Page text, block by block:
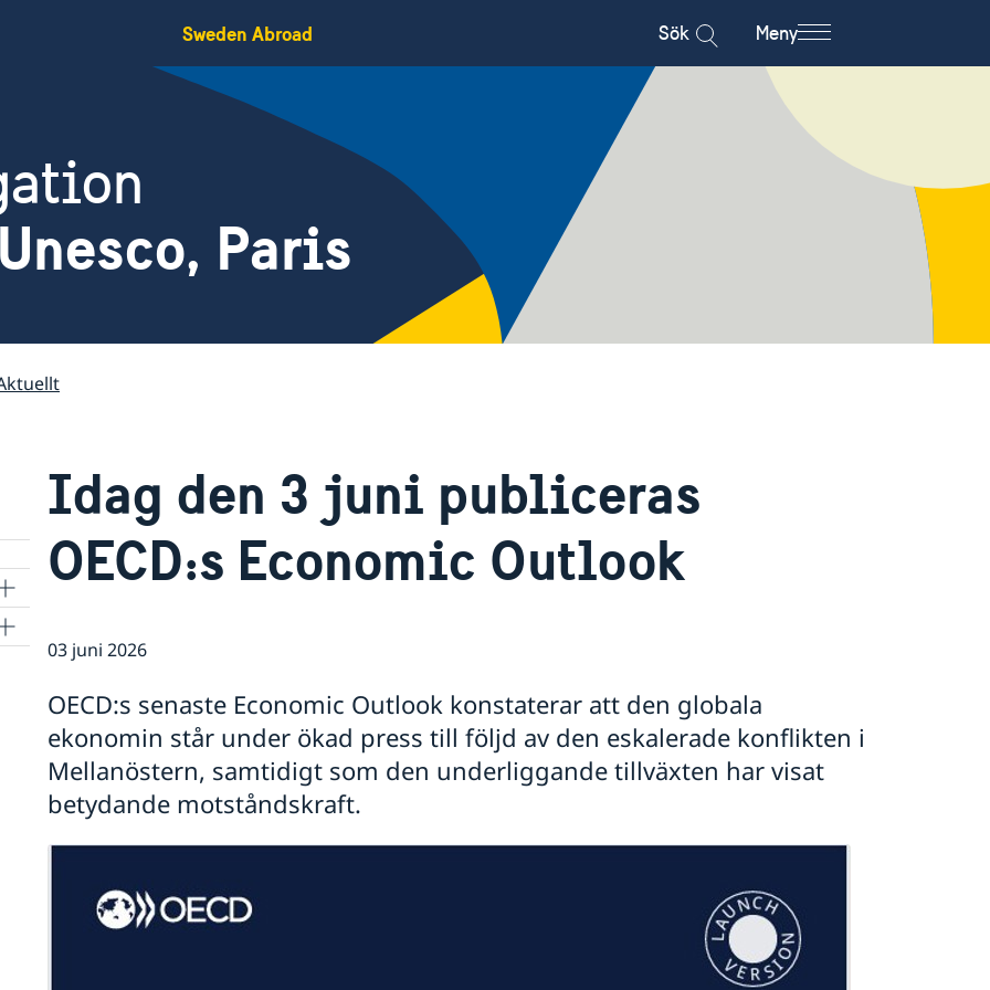
Sweden Abroad Sök Meny
Paris
Idag den 3 juni publiceras
OECD:s Economic Outlook
03 juni 2026
OECD:s senaste Economic Outlook konstaterar att den globala
ekonomin står under ökad press till följd av den eskalerade konflikten i
Mellanöstern, samtidigt som den underliggande tillväxten har visat
betydande motståndskraft.